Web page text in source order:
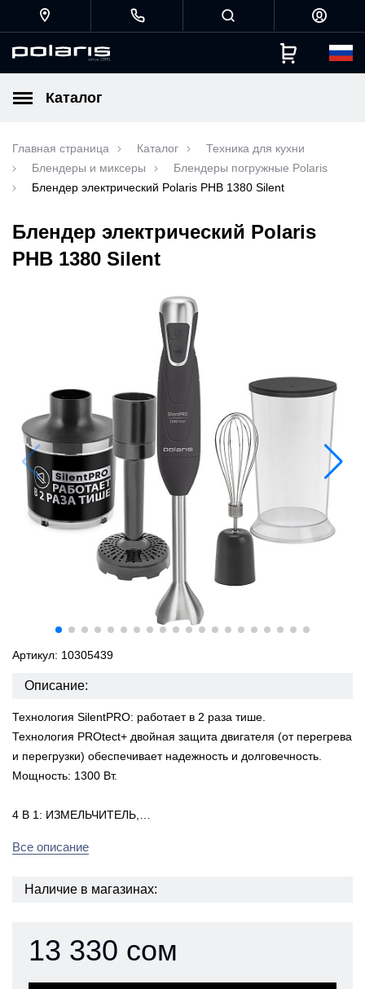
Каталог
Главная страница Каталог
Техника для кухни
Блендеры и миксеры
Блендеры погружные Polaris
Блендер электрический Polaris PHB 1380 Silent
Блендер электрический Polaris
PHB 1380 Silent
Артикул: 10305439
Описание:
Технология SilentPRO: работает в 2 раза тише.
Технология PROtect+ двойная защита двигателя (от перегрева
и перегрузки) обеспечивает надежность и долговечность.
Мощность: 1300 Вт.
4 В 1: ИЗМЕЛЬЧИТЕЛЬ,…
Все описание
Наличие в магазинах:
13 330 сом